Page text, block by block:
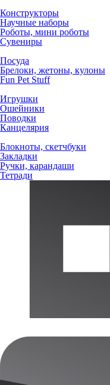
Конструкторы
Научные наборы
Роботы, мини роботы
Сувениры
Посуда
Брелоки, жетоны, кулоны
Fun Pet Stuff
Игрушки
Ошейники
Поводки
Канцелярия
Блокноты, скетчбуки
Закладки
Ручки, карандаши
Тетради